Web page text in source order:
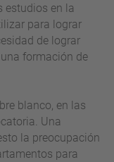
estudios en la
para lograr
de lograr
formación de
blanco, en las
Una
la preocupación
para